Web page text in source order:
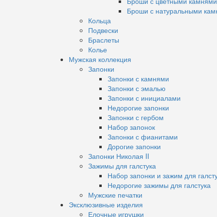
Броши с натуральными
Кольца
Подвески
Браслеты
Колье
Мужская коллекция
Запонки
Запонки с камнями
Запонки с эмалью
Запонки с инициалами
Недорогие запонки
Запонки с гербом
Набор запонок
Запонки с фианитами
Дорогие запонки
Запонки Николая II
Зажимы для галстука
Набор запонки и зажим для
Недорогие зажимы для галстука
Мужские печатки
Эксклюзивные изделия
Елочные игрушки